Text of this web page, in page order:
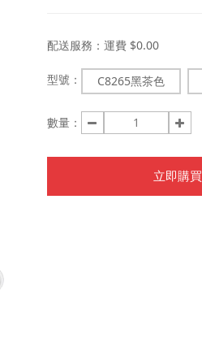
配送服務： 運費 $0.00
型號： C8265黑茶色
數量：
立即購買